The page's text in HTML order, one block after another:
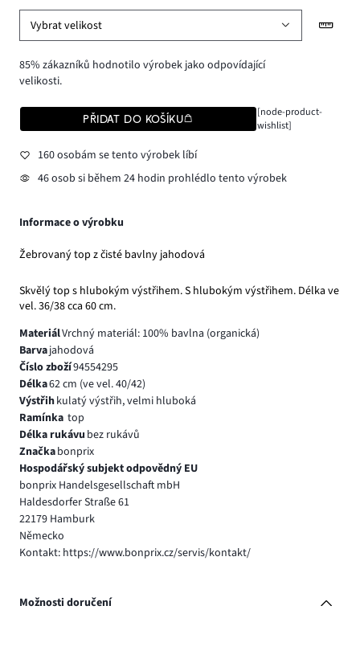
Vybrat velikost
85% zákazníků hodnotilo výrobek jako odpovídající
velikosti.
PŘIDAT DO KOŠÍKU
[node-product-
wishlist]
160 osobám se tento výrobek líbí
46 osob si během 24 hodin prohlédlo tento výrobek
Informace o výrobku
Žebrovaný top z čisté bavlny jahodová
Skvělý top s hlubokým výstřihem. S hlubokým výstřihem. Délka ve
vel. 36/38 cca 60 cm.
MateriálVrchný materiál: 100% bavlna (organická)
Barvajahodová
Číslo zboží94554295
Délka62 cm (ve vel. 40/42)
Výstřihkulatý výstřih, velmi hluboká
Ramínka top
Délka rukávu bez rukávů
Značkabonprix
Hospodářský subjekt odpovědný EU
bonprix Handelsgesellschaft mbH
Haldesdorfer Straße 61
22179 Hamburk
Německo
Kontakt: https://www.bonprix.cz/servis/kontakt/
Možnosti doručení